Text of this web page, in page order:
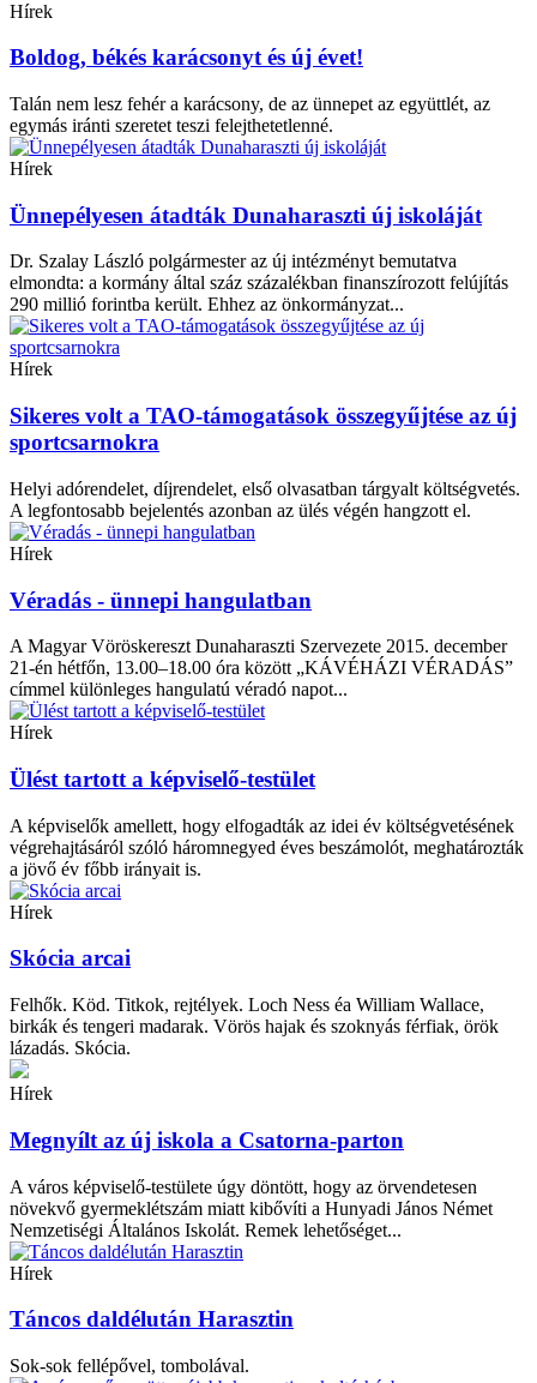
Hírek
Boldog, békés karácsonyt és új évet!
Talán nem lesz fehér a karácsony, de az ünnepet az együttlét, az
egymás iránti szeretet teszi felejthetetlenné.
Hírek
Ünnepélyesen átadták Dunaharaszti új iskoláját
Dr. Szalay László polgármester az új intézményt bemutatva
elmondta: a kormány által száz százalékban finanszírozott felújítás
290 millió forintba került. Ehhez az önkormányzat...
Hírek
Sikeres volt a TAO-támogatások összegyűjtése az új
sportcsarnokra
Helyi adórendelet, díjrendelet, első olvasatban tárgyalt költségvetés.
A legfontosabb bejelentés azonban az ülés végén hangzott el.
Hírek
Véradás - ünnepi hangulatban
A Magyar Vöröskereszt Dunaharaszti Szervezete 2015. december
21-én hétfőn, 13.00–18.00 óra között „KÁVÉHÁZI VÉRADÁS”
címmel különleges hangulatú véradó napot...
Hírek
Ülést tartott a képviselő-testület
A képviselők amellett, hogy elfogadták az idei év költségvetésének
végrehajtásáról szóló háromnegyed éves beszámolót, meghatározták
a jövő év főbb irányait is.
Hírek
Skócia arcai
Felhők. Köd. Titkok, rejtélyek. Loch Ness éa William Wallace,
birkák és tengeri madarak. Vörös hajak és szoknyás férfiak, örök
lázadás. Skócia.
Hírek
Megnyílt az új iskola a Csatorna-parton
A város képviselő-testülete úgy döntött, hogy az örvendetesen
növekvő gyermeklétszám miatt kibővíti a Hunyadi János Német
Nemzetiségi Általános Iskolát. Remek lehetőséget...
Hírek
Táncos daldélután Harasztin
Sok-sok fellépővel, tombolával.